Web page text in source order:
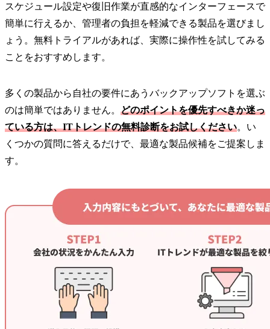
スケジュール設定や復旧作業が直感的なインターフェースで
簡単に行えるか、管理者の負担を軽減できる製品を選びまし
ょう。無料トライアルがあれば、実際に操作性を試してみる
ことをおすすめします。
多くの製品から自社の要件にあうバックアップソフトを選ぶ
のは簡単ではありません。 どのポイントを優先すべきか迷っ
ている方は、ITトレンドの無料診断をお試しください。い
くつかの質問に答えるだけで、最適な製品候補をご提案しま
す。